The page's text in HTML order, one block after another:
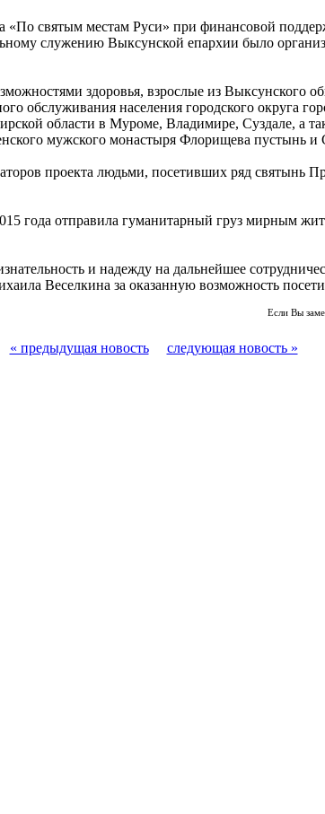
«По святым местам Руси» при финансовой
служению Выксунской епархии было
здоровья, взрослые из Выксунского
обслуживания населения городского округа
области в Муроме, Владимире, Суздале, а
мужского монастыря Флорищева пустынь
проекта людьми, посетивших ряд святынь
года отправила гуманитарный груз мирным
и надежду на дальнейшее
Веселкина за оказанную возможность
Если Вы
« предыдущая новость следующая новость »